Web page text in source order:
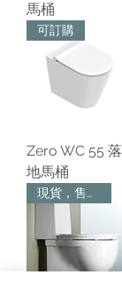
馬桶
可訂購
Zero WC 55 落
地馬桶
現貨，售完為止